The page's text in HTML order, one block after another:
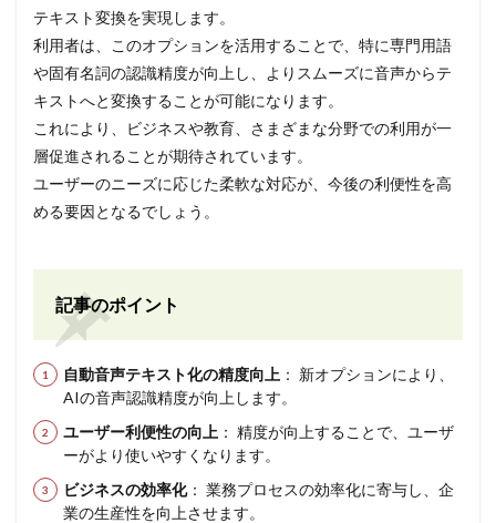
テキスト変換を実現します。
利用者は、このオプションを活用することで、特に専門用語
や固有名詞の認識精度が向上し、よりスムーズに音声からテ
キストへと変換することが可能になります。
これにより、ビジネスや教育、さまざまな分野での利用が一
層促進されることが期待されています。
ユーザーのニーズに応じた柔軟な対応が、今後の利便性を高
める要因となるでしょう。
記事のポイント
自動音声テキスト化の精度向上 ： 新オプションにより、
AIの音声認識精度が向上します。
ユーザー利便性の向上 ： 精度が向上することで、ユーザ
ーがより使いやすくなります。
ビジネスの効率化： 業務プロセスの効率化に寄与し、企
業の生産性を向上させます。